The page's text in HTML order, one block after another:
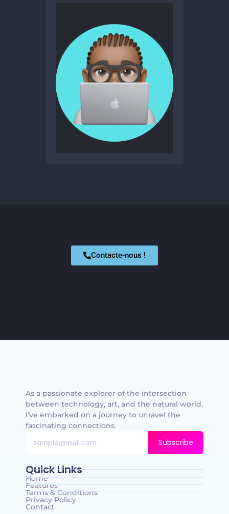
Contacte-nous !
As a passionate explorer of the intersection
between technology, art, and the natural world,
I’ve embarked on a journey to unravel the
fascinating connections.
Subscribe
Quick Links
Home
Features
Terms & Conditions
Privacy Policy
Contact